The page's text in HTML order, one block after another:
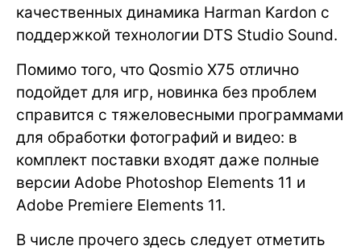
качественных динамика Harman Kardon с
поддержкой технологии DTS Studio Sound.
Помимо того, что Qosmio X75 отлично
подойдет для игр, новинка без проблем
справится с тяжеловесными программами
для обработки фотографий и видео: в
комплект поставки входят даже полные
версии Adobe Photoshop Elements 11 и
Adobe Premiere Elements 11.
В числе прочего здесь следует отметить